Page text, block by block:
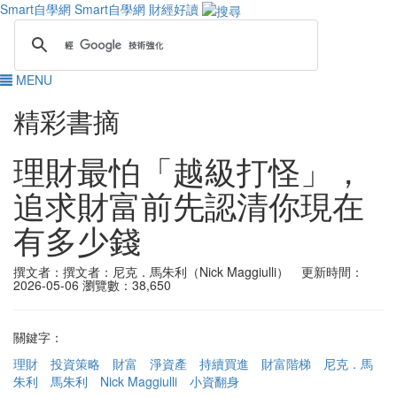
Smart自學網 Smart自學網 財經好讀
MENU
精彩書摘
理財最怕「越級打怪」，
追求財富前先認清你現在
有多少錢
撰文者：撰文者：尼克．馬朱利（Nick Maggiulli） 更新時間：
2026-05-06 瀏覽數：38,650
關鍵字：
理財
投資策略 財富 淨資產 持續買進 財富階梯
尼克．馬
朱利
馬朱利 Nick Maggiulli
小資翻身